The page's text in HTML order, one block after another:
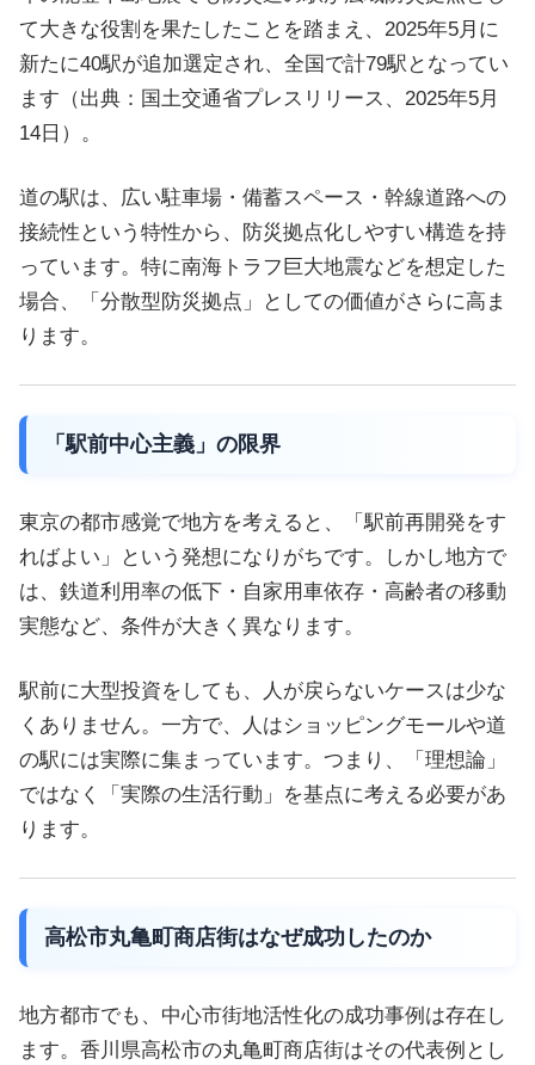
て大きな役割を果たしたことを踏まえ、2025年5月に
新たに40駅が追加選定され、全国で計79駅となってい
ます（出典：国土交通省プレスリリース、2025年5月
14日）。
道の駅は、広い駐車場・備蓄スペース・幹線道路への
接続性という特性から、防災拠点化しやすい構造を持
っています。特に南海トラフ巨大地震などを想定した
場合、「分散型防災拠点」としての価値がさらに高ま
ります。
「駅前中心主義」の限界
東京の都市感覚で地方を考えると、「駅前再開発をす
ればよい」という発想になりがちです。しかし地方で
は、鉄道利用率の低下・自家用車依存・高齢者の移動
実態など、条件が大きく異なります。
駅前に大型投資をしても、人が戻らないケースは少な
くありません。一方で、人はショッピングモールや道
の駅には実際に集まっています。つまり、「理想論」
ではなく「実際の生活行動」を基点に考える必要があ
ります。
高松市丸亀町商店街はなぜ成功したのか
地方都市でも、中心市街地活性化の成功事例は存在し
ます。香川県高松市の丸亀町商店街はその代表例とし